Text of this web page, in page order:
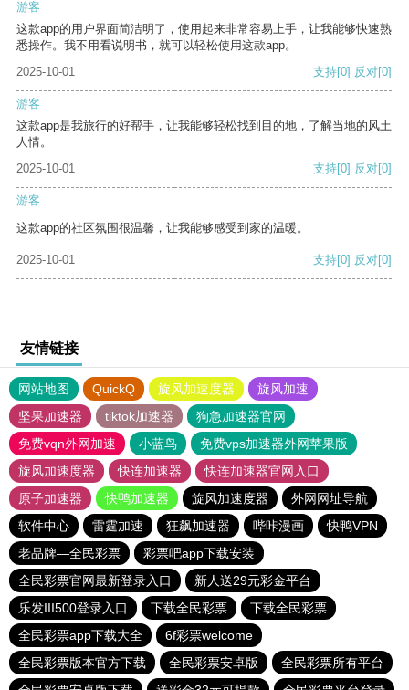
游客
这款app的用户界面简洁明了，使用起来非常容易上手，让我能够快速熟
悉操作。我不用看说明书，就可以轻松使用这款app。
2025-10-01
支持[0] 反对[0]
游客
这款app是我旅行的好帮手，让我能够轻松找到目的地，了解当地的风土
人情。
2025-10-01
支持[0] 反对[0]
游客
这款app的社区氛围很温馨，让我能够感受到家的温暖。
2025-10-01 支持[0] 反对[0]
友情链接
网站地图 QuickQ 旋风加速度器
旋风加速
坚果加速器
tiktok加速器
狗急加速器官网
免费vqn外网加速
小蓝鸟
免费vps加速器外网苹果版
旋风加速度器
快连加速器
快连加速器官网入口
原子加速器
快鸭加速器 旋风加速度器
外网网址导航
软件中心
雷霆加速 狂飙加速器 哔咔漫画
快鸭VPN
老品牌—全民彩票
彩票吧app下载安装
全民彩票官网最新登录入口
新人送29元彩金平台
乐发III500登录入口
下载全民彩票
下载全民彩票
全民彩票app下载大全
6f彩票welcome
全民彩票版本官方下载
全民彩票安卓版
全民彩票所有平台